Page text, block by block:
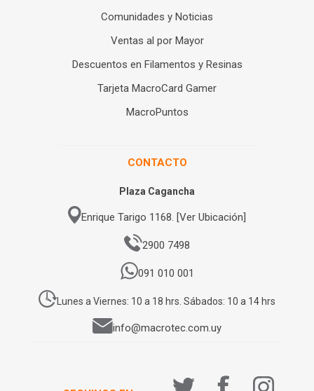
Comunidades y Noticias
Ventas al por Mayor
Descuentos en Filamentos y Resinas
Tarjeta MacroCard Gamer
MacroPuntos
CONTACTO
Plaza Cagancha
Enrique Tarigo 1168. [Ver Ubicación]
2900 7498
091 010 001
Lunes a Viernes: 10 a 18 hrs. Sábados: 10 a 14 hrs
info@macrotec.com.uy